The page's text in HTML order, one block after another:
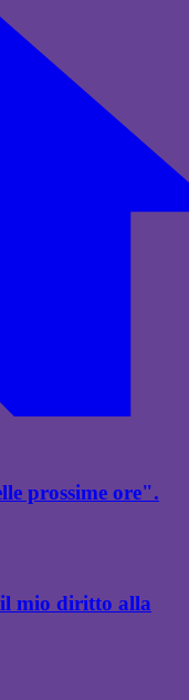
prossime ore".
mio diritto alla